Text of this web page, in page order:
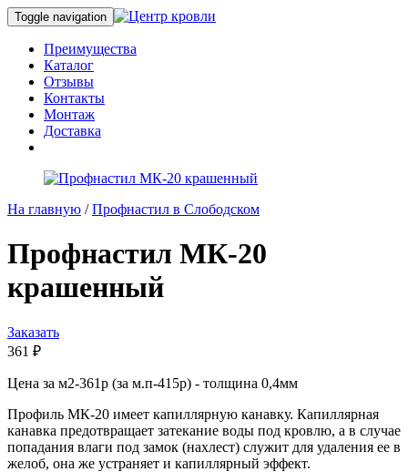
Toggle navigation
Преимущества
Каталог
Отзывы
Контакты
Монтаж
Доставка
На главную /Профнастил в Слободском
Профнастил МК-20
крашенный
Заказать
361
₽
Цена за м2-361р (за м.п-415р) - толщина 0,4мм
Профиль МК-20 имеет капиллярную канавку. Капиллярная
канавка предотвращает затекание воды под кровлю, а в случае
попадания влаги под замок (нахлест) служит для удаления ее в
желоб, она же устраняет и капиллярный эффект.